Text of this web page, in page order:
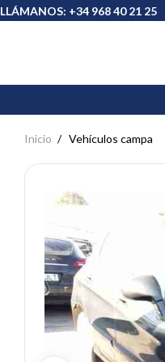
LLÁMANOS: +34 968 40 21 25
Inicio Vehículos campa